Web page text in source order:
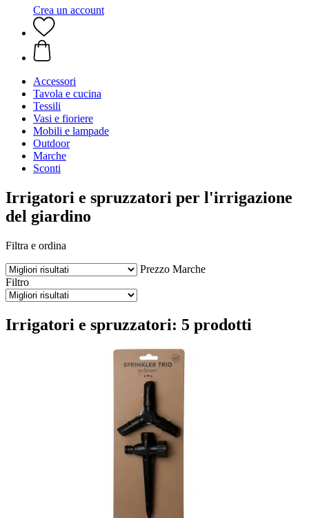
Crea un account
Accessori
Tavola e cucina
Tessili
Vasi e fioriere
Mobili e lampade
Outdoor
Marche
Sconti
Irrigatori e spruzzatori per l'irrigazione
del giardino
Filtra e ordina
Prezzo Marche
Filtro
Irrigatori e spruzzatori: 5 prodotti